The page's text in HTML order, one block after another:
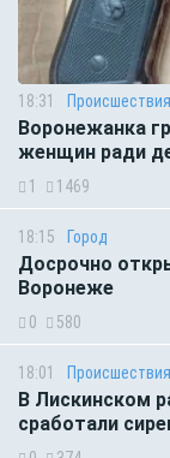
18:31 Происшествия
Воронежанка
женщин ради
1 1469
18:15 Город
Досрочно
Воронеже
0 580
18:01 Происшествия
В Лискинском
сработали